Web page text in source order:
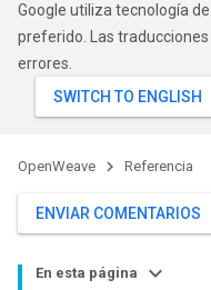
Google utiliza tecnología
preferido. Las
errores.
OpenWeave Referencia
ENVIAR COMENTARIOS
En esta página